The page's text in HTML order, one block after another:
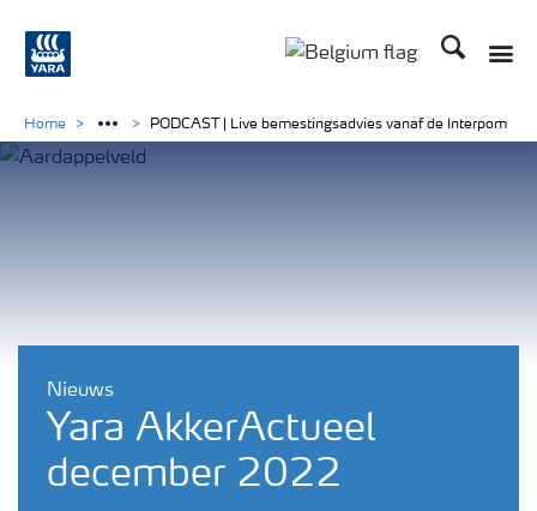
Zoek op
Nieuws
Yara AkkerActueel
december 2022
Home PODCAST | Live bemestingsadvies vanaf de Interpom